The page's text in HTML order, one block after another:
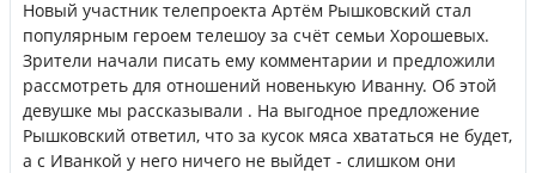
Новый участник телепроекта Артём Рышковский стал
популярным героем телешоу за счёт семьи Хорошевых.
Зрители начали писать ему комментарии и предложили
рассмотреть для отношений новенькую Иванну. Об этой
девушке мы рассказывали . На выгодное предложение
Рышковский ответил, что за кусок мяса хвататься не будет,
а с Иванкой у него ничего не выйдет - слишком они